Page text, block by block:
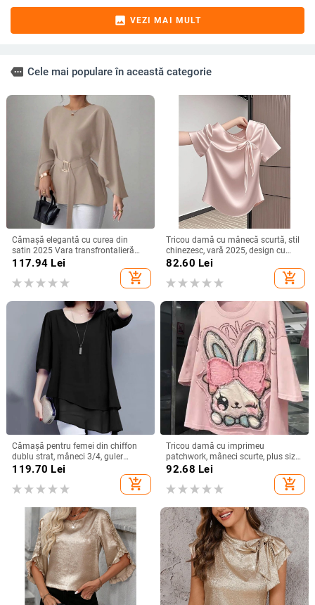
image VEZI MAI MULT
more Cele mai populare în această categorie
Cămașă elegantă cu curea din
satin 2025 Vara transfrontalieră
Îmbrăcăminte pentru femei
Aliexpress Amazon Casual Confort
Independent Station
117.94 Lei
add_shopping_cart
Tricou damă cu mânecă scurtă, stil
chinezesc, vară 2025, design cu
funda și bretele, croială Slim, top
82.60 Lei
add_shopping_cart
Cămașă pentru femei din chiffon
dublu strat, mâneci 3/4, guler
rotund, croială lejeră, lungime
119.70 Lei
add_shopping_cart
Tricou damă cu imprimeu
patchwork, mâneci scurte, plus size,
croială lejeră, vară 2025
92.68 Lei
add_shopping_cart